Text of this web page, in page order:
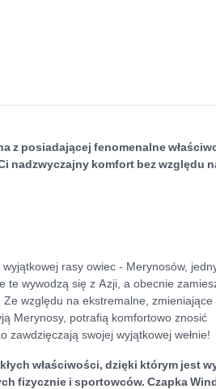
z posiadającej fenomenalne
nadzwyczajny komfort bez względu
rasy owiec - Merynosów,
te wywodzą się z Azji, a obecnie
względu na ekstremalne, zmieniające
Merynosy, potrafią komfortowo znosić
zawdzięczają swojej wyjątkowej wełnie!
właściwości, dzięki którym jest
fizycznie i sportowców. Czapka